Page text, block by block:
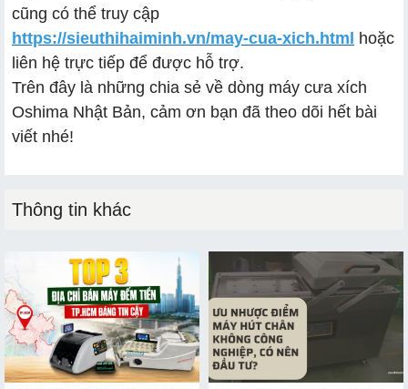
cũng có thể truy cập
https://sieuthihaiminh.vn/may-cua-xich.html hoặc
liên hệ trực tiếp để được hỗ trợ.
Trên đây là những chia sẻ về dòng máy cưa xích
Oshima Nhật Bản, cảm ơn bạn đã theo dõi hết bài
viết nhé!
Thông tin khác